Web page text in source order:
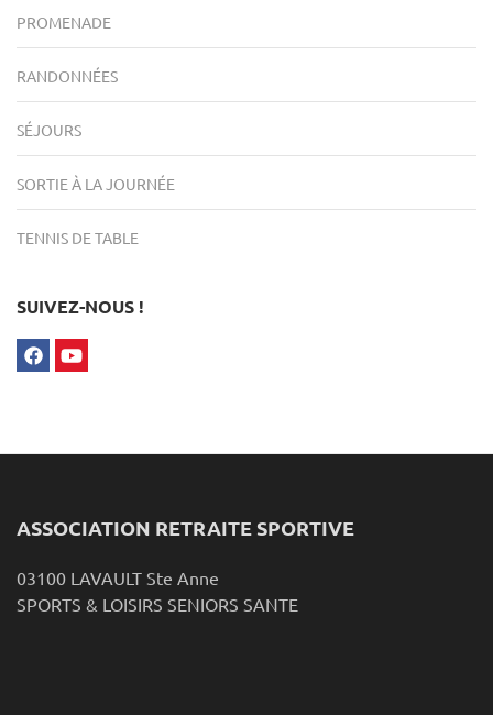
PROMENADE
RANDONNÉES
SÉJOURS
SORTIE À LA JOURNÉE
TENNIS DE TABLE
SUIVEZ-NOUS !
ASSOCIATION RETRAITE SPORTIVE
03100 LAVAULT Ste Anne
SPORTS & LOISIRS SENIORS SANTE